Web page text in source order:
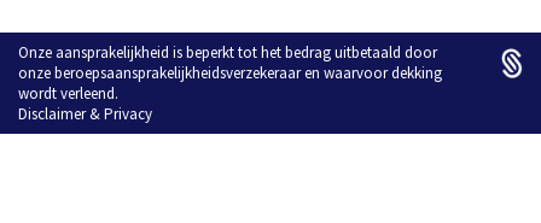
Onze aansprakelijkheid is beperkt tot het bedrag uitbetaald door
onze beroepsaansprakelijkheidsverzekeraar en waarvoor dekking
wordt verleend.
Disclaimer&Privacy